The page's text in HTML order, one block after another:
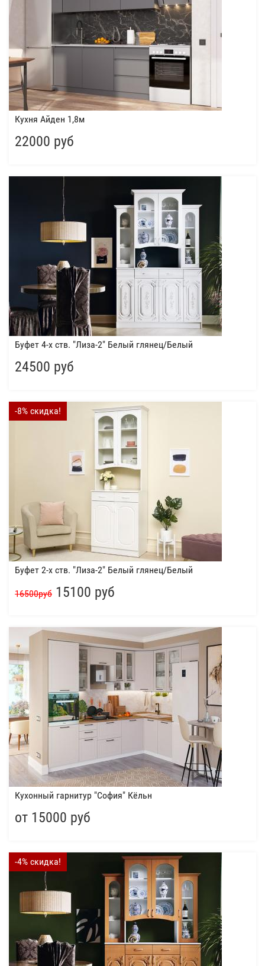
Кухня Айден 1,8м
22000 руб
Буфет 4-х ств. "Лиза-2" Белый глянец/Белый
24500 руб
-8% скидка!
Буфет 2-х ств. "Лиза-2" Белый глянец/Белый
16500руб 15100 руб
Кухонный гарнитур "София" Кёльн
от 15000 руб
-4% скидка!